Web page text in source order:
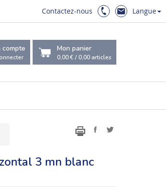
Contactez-nous Langue
compte Mon panier
0,00 €/0,00 articles
3 mn blanc